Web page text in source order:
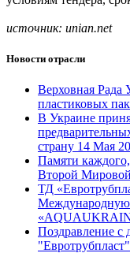
источник: unian.net
Новости отрасли
Верховная Рада
пластиковых
В Украине
страну 14 Мая
Памяти
Второй
ТД
Международную
Поздравление с
"Евротрубпласт"